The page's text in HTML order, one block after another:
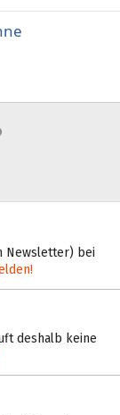
Link
Newsletter) bei
deshalb keine